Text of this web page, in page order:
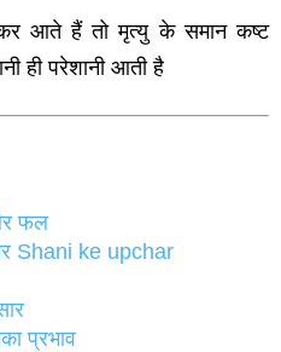
आते हैं तो मृत्यु के समान कष्ट
ही परेशानी आती है
फल
Shani ke upchar
प्रभाव